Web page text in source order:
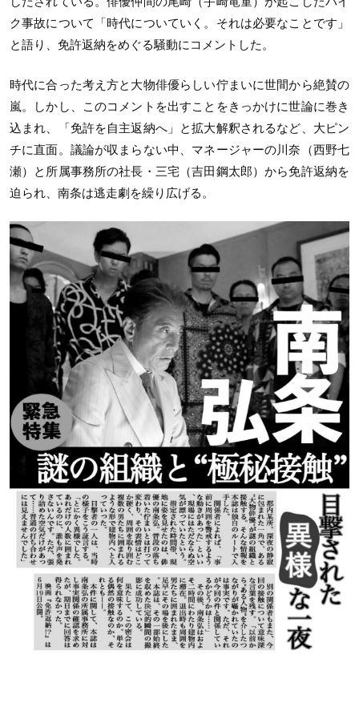
ク事故について「時代についていく。それは必要なことです」
と語り、免許返納をめぐる騒動にコメントした。
時代に合った考え方と大物俳優らしい佇まいに世間から絶賛の
嵐。しかし、このコメントを出すことをきっかけに世論に巻き
込まれ、「免許を自主返納へ」と拡大解釈されるなど、大ピン
チに直面。議論が収まらない中、マネージャーの川奈（西野七
瀬）と所属事務所の社長・三宅（吉田鋼太郎）から免許返納を
迫られ、南条は逃走劇を繰り広げる。